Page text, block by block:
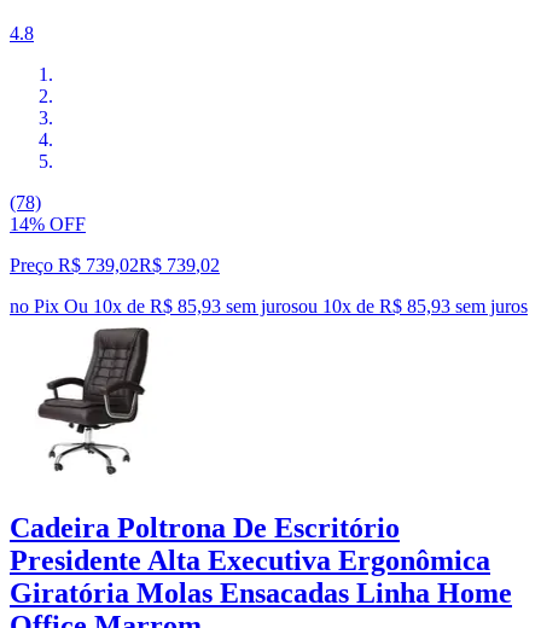
4.8
(78)
14% OFF
Preço R$ 739,02R$ 739,02
no Pix Ou 10x de R$ 85,93 sem jurosou 10x de R$ 85,93 sem juros
Cadeira Poltrona De Escritório
Presidente Alta Executiva Ergonômica
Giratória Molas Ensacadas Linha Home